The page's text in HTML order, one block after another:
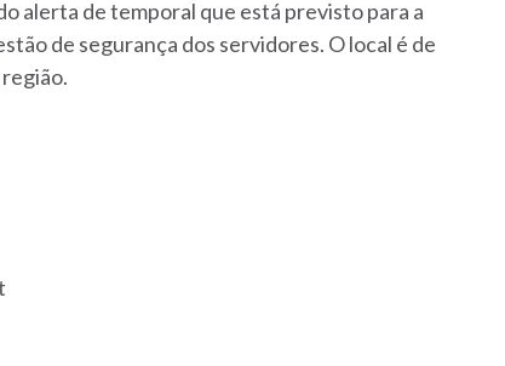
alerta de temporal que está previsto para a
de segurança dos servidores. O local é de